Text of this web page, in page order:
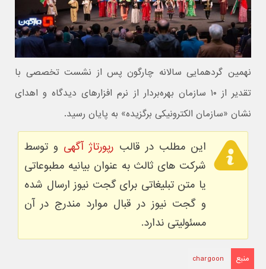
نهمین گردهمایی سالانه چارگون پس از نشست تخصصی با
تقدیر از ۱۰ سازمان بهره‌بردار از نرم افزارهای دیدگاه و اهدای
نشان «سازمان الکترونیکی برگزیده» به پایان رسید.
این مطلب در قالب رپورتاژ آگهی و توسط
شرکت های ثالث به عنوان بیانیه مطبوعاتی
یا متن تبلیغاتی برای گجت نیوز ارسال شده
و گجت نیوز در قبال موارد مندرج در آن
مسئولیتی ندارد.
منبع chargoon